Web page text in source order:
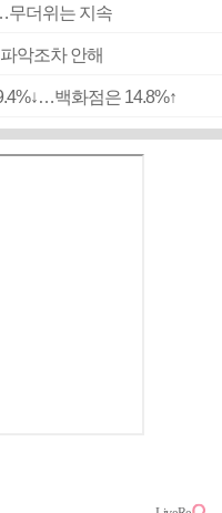
무더위는 지속
악조차 안해
백화점은 14.8%↑